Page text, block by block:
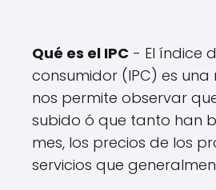
Qué es el IPC - El índice
consumidor (IPC) es
nos permite observar
subido ó que tanto han
mes, los precios de los
servicios que